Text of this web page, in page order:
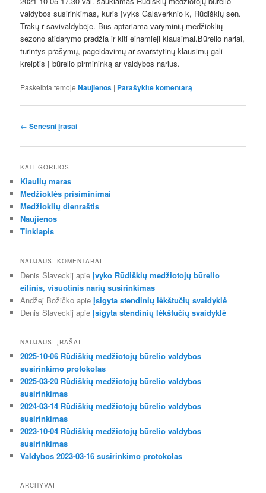
valdybos susirinkimas, kuris įvyks Galaverknio k, Rūdiškių sen.
Trakų r savivaldybėje. Bus aptariama varyminių medžioklių
sezono atidarymo pradžia ir kiti einamieji klausimai.Būrelio nariai,
turintys prašymų, pageidavimų ar svarstytinų klausimų gali
kreiptis į būrelio pirmininką ar valdybos narius.
Paskelbta temoje Naujienos | Parašykite komentarą
Įrašo
← Senesni įrašai
KATEGORIJOS
Kiaulių maras
Medžioklės prisiminimai
Medžioklių dienraštis
Naujienos
Tinklapis
NAUJAUSI KOMENTARAI
Denis Slaveckij apieĮvyko Rūdiškių medžiotojų būrelio
eilinis, visuotinis narių susirinkimas
Andžej Božičko apieĮsigyta stendinių lėkštučių svaidyklė
Denis Slaveckij apieĮsigyta stendinių lėkštučių svaidyklė
NAUJAUSI ĮRAŠAI
2025-10-06 Rūdiškių medžiotojų būrelio valdybos
susirinkimo protokolas
2025-03-20 Rūdiškių medžiotojų būrelio valdybos
susirinkimas
2024-03-14 Rūdiškių medžiotojų būrelio valdybos
susirinkimas
2023-10-04 Rūdiškių medžiotojų būrelio valdybos
susirinkimas
Valdybos 2023-03-16 susirinkimo protokolas
ARCHYVAI